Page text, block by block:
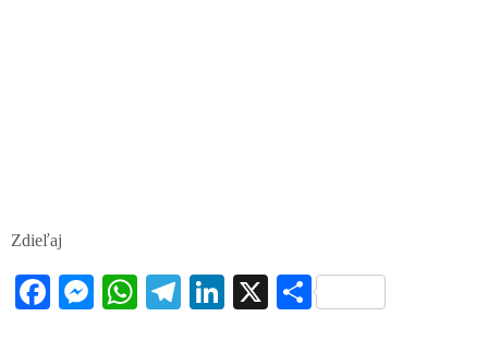
Zdieľaj
Fa M
W
Te
Li X S